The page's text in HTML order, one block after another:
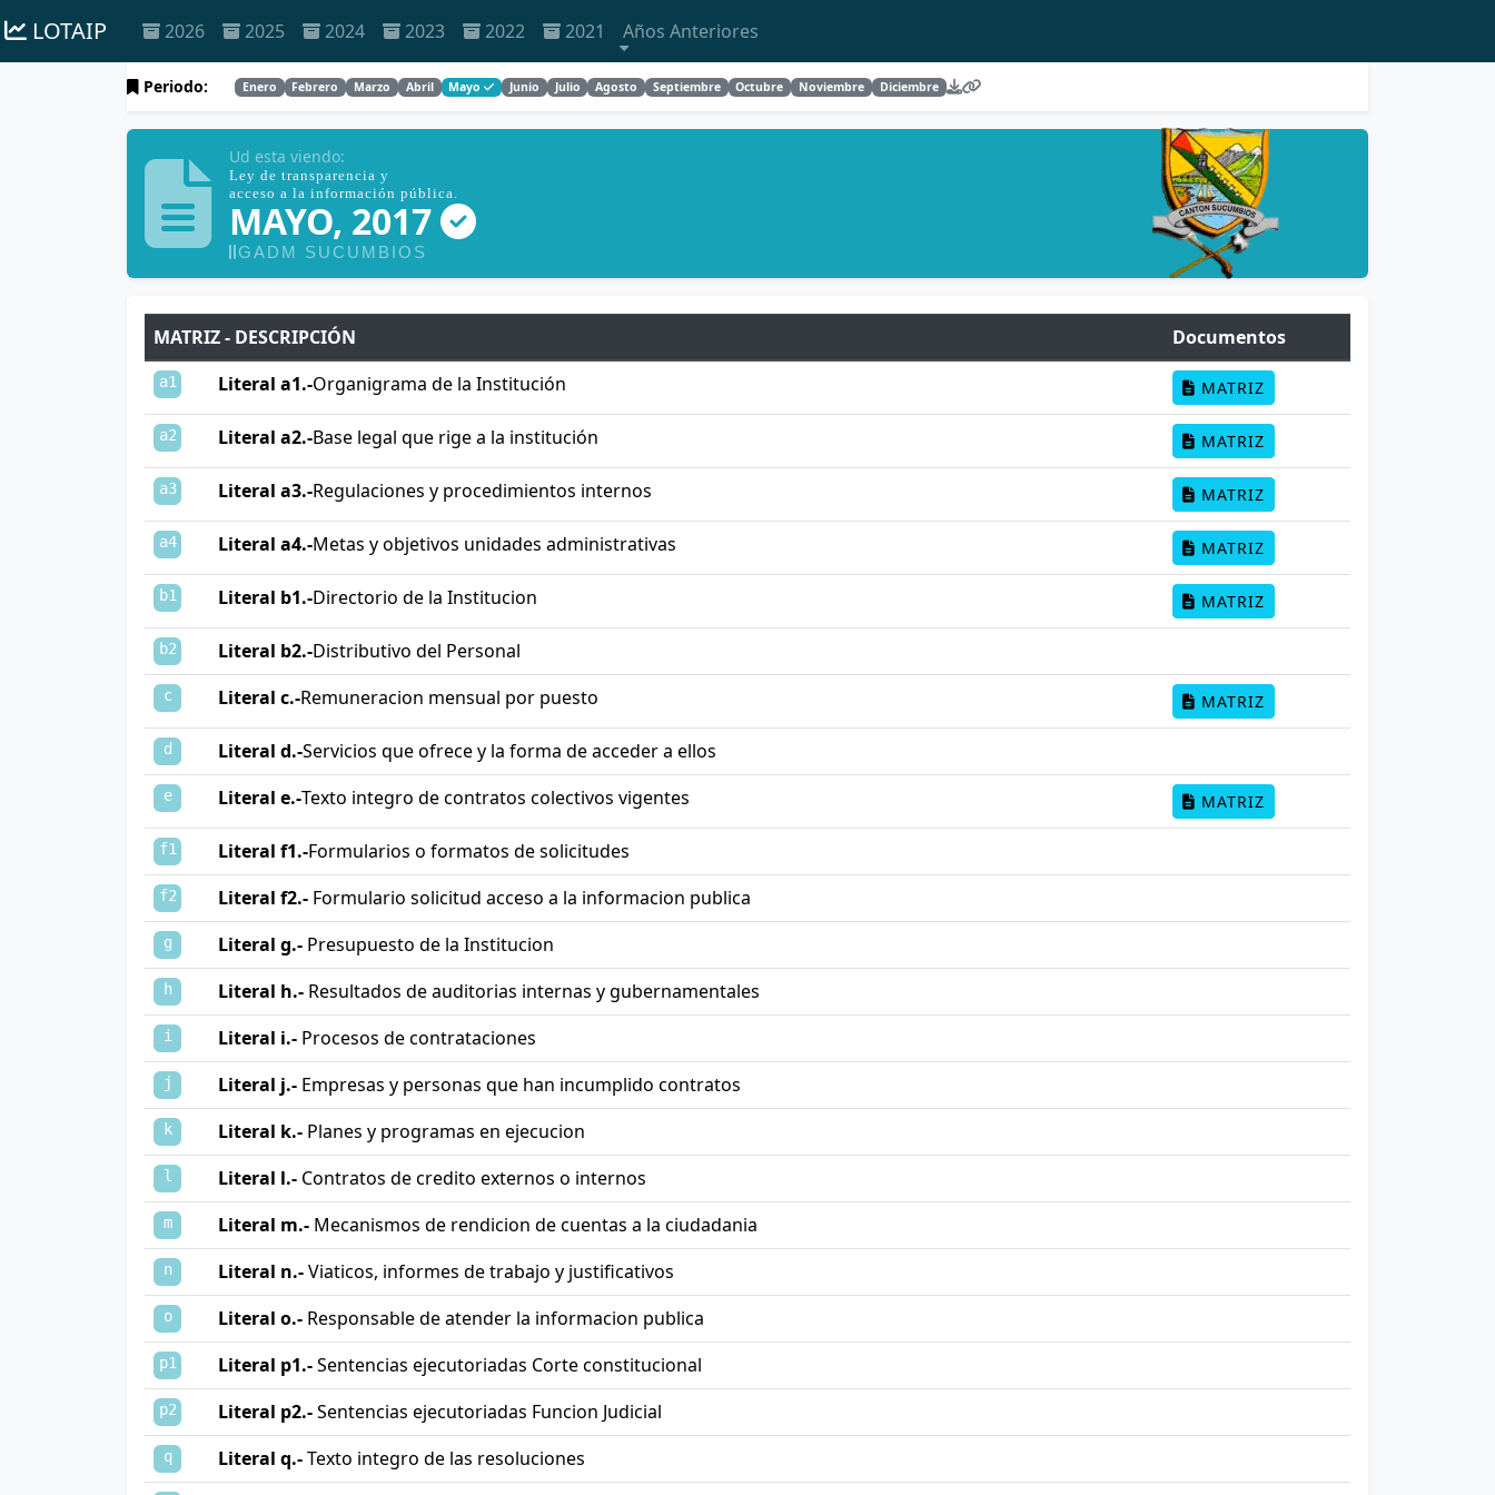
LOTAIP 2026 2025 2024 2023 2022 2021 Años Anteriores
Periodo: Enero Febrero Marzo Abril Mayo Junio Julio Agosto Septiembre Octubre Noviembre Diciembre
Ud esta viendo:
Ley de transparencia y
acceso a la información pública.
MAYO, 2017
GADM SUCUMBIOS
MATRIZ - DESCRIPCIÓN Documentos
a1 Literal a1.-Organigrama de la Institución MATRIZ
a2 Literal a2.-Base legal que rige a la institución MATRIZ
a3 Literal a3.-Regulaciones y procedimientos internos MATRIZ
a4 Literal a4.-Metas y objetivos unidades administrativas MATRIZ
b1 Literal b1.-Directorio de la Institucion MATRIZ
b2 Literal b2.-Distributivo del Personal
c Literal c.-Remuneracion mensual por puesto MATRIZ
d Literal d.-Servicios que ofrece y la forma de acceder a ellos
e Literal e.-Texto integro de contratos colectivos vigentes MATRIZ
f1 Literal f1.-Formularios o formatos de solicitudes
f2 Literal f2.- Formulario solicitud acceso a la informacion publica
g Literal g.- Presupuesto de la Institucion
h Literal h.- Resultados de auditorias internas y gubernamentales
i Literal i.- Procesos de contrataciones
j Literal j.- Empresas y personas que han incumplido contratos
k Literal k.- Planes y programas en ejecucion
l Literal l.- Contratos de credito externos o internos
m Literal m.- Mecanismos de rendicion de cuentas a la ciudadania
n Literal n.-Viaticos, informes de trabajo y justificativos
o Literal o.- Responsable de atender la informacion publica
p1 Literal p1.-Sentencias ejecutoriadas Corte constitucional
p2 Literal p2.-Sentencias ejecutoriadas Funcion Judicial
q Literal q.-Texto integro de las resoluciones